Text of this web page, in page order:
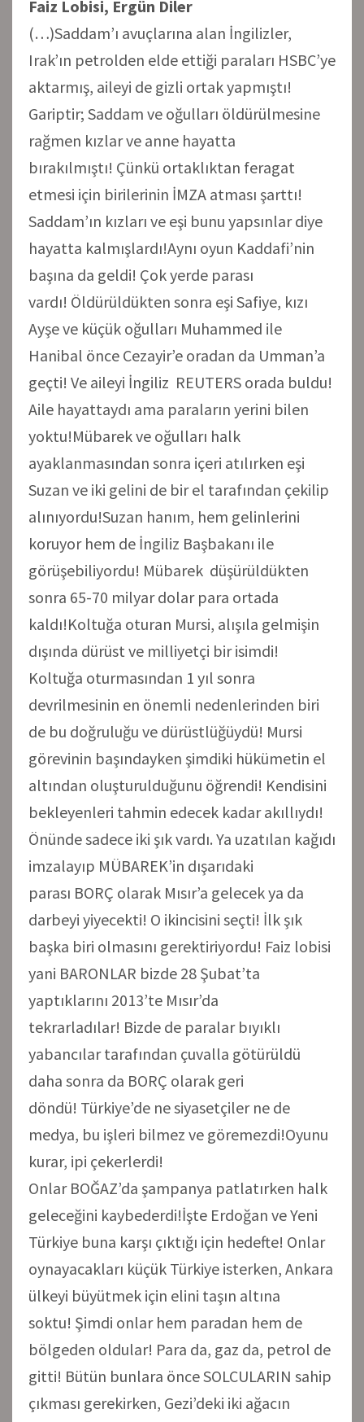
Faiz Lobisi, Ergün Diler
(…)Saddam’ı avuçlarına alan İngilizler,
Irak’ın petrolden elde ettiği paraları HSBC’ye
aktarmış, aileyi de gizli ortak yapmıştı!
Gariptir; Saddam ve oğulları öldürülmesine
rağmen kızlar ve anne hayatta
bırakılmıştı! Çünkü ortaklıktan feragat
etmesi için birilerinin İMZA atması şarttı!
Saddam’ın kızları ve eşi bunu yapsınlar diye
hayatta kalmışlardı!Aynı oyun Kaddafi’nin
başına da geldi! Çok yerde parası
vardı! Öldürüldükten sonra eşi Safiye, kızı
Ayşe ve küçük oğulları Muhammed ile
Hanibal önce Cezayir’e oradan da Umman’a
geçti! Ve aileyi İngiliz REUTERS orada buldu!
Aile hayattaydı ama paraların yerini bilen
yoktu!Mübarek ve oğulları halk
ayaklanmasından sonra içeri atılırken eşi
Suzan ve iki gelini de bir el tarafından çekilip
alınıyordu!Suzan hanım, hem gelinlerini
koruyor hem de İngiliz Başbakanı ile
görüşebiliyordu! Mübarek düşürüldükten
sonra 65-70 milyar dolar para ortada
kaldı!Koltuğa oturan Mursi, alışıla gelmişin
dışında dürüst ve milliyetçi bir isimdi!
Koltuğa oturmasından 1 yıl sonra
devrilmesinin en önemli nedenlerinden biri
de bu doğruluğu ve dürüstlüğüydü! Mursi
görevinin başındayken şimdiki hükümetin el
altından oluşturulduğunu öğrendi! Kendisini
bekleyenleri tahmin edecek kadar akıllıydı!
Önünde sadece iki şık vardı. Ya uzatılan kağıdı
imzalayıp MÜBAREK’in dışarıdaki
parası BORÇ olarak Mısır’a gelecek ya da
darbeyi yiyecekti! O ikincisini seçti! İlk şık
başka biri olmasını gerektiriyordu! Faiz lobisi
yani BARONLAR bizde 28 Şubat’ta
yaptıklarını 2013’te Mısır’da
tekrarladılar! Bizde de paralar bıyıklı
yabancılar tarafından çuvalla götürüldü
daha sonra da BORÇ olarak geri
döndü! Türkiye’de ne siyasetçiler ne de
medya, bu işleri bilmez ve göremezdi!Oyunu
kurar, ipi çekerlerdi!
Onlar BOĞAZ’da şampanya patlatırken halk
geleceğini kaybederdi!İşte Erdoğan ve Yeni
Türkiye buna karşı çıktığı için hedefte! Onlar
oynayacakları küçük Türkiye isterken, Ankara
ülkeyi büyütmek için elini taşın altına
soktu! Şimdi onlar hem paradan hem de
bölgeden oldular! Para da, gaz da, petrol de
gitti! Bütün bunlara önce SOLCULARIN sahip
çıkması gerekirken, Gezi’deki iki ağacın